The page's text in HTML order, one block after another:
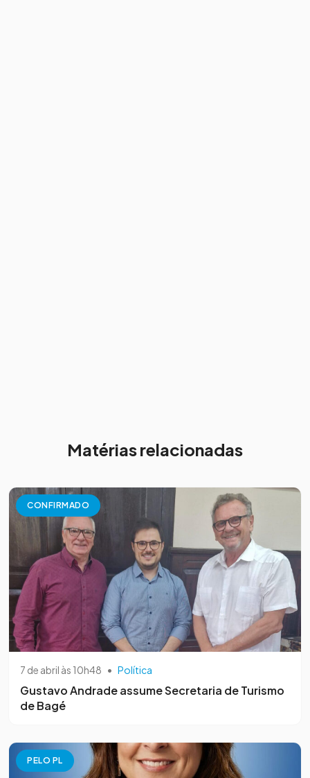
Matérias relacionadas
CONFIRMADO
7 de abril às 10h48 • Política
Gustavo Andrade assume Secretaria de Turismo
de Bagé
PELO PL